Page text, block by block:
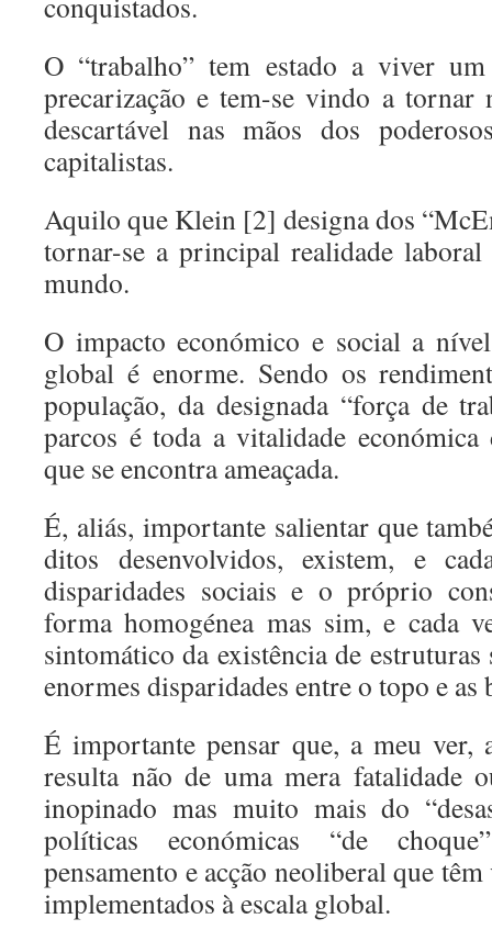
O “trabalho” tem estado a viver
precarização e tem-se vindo a tornar
descartável nas mãos dos
capitalistas.
Aquilo que Klein [2] designa dos
tornar-se a principal realidade
mundo.
O impacto económico e social a
global é enorme. Sendo os
população, da designada “força de
parcos é toda a vitalidade económica
que se encontra ameaçada.
É, aliás, importante salientar que
ditos desenvolvidos, existem, e
disparidades sociais e o próprio
forma homogénea mas sim, e cada
sintomático da existência de
enormes disparidades entre o topo e as
É importante pensar que, a meu ver,
resulta não de uma mera fatalidade
inopinado mas muito mais do
políticas económicas “de
pensamento e acção neoliberal que
implementados à escala global.